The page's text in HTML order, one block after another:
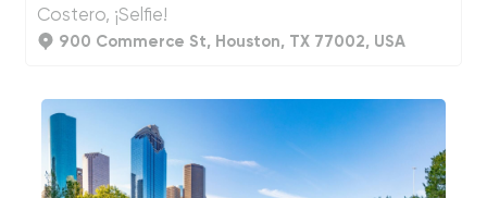
Costero, ¡Selfie!
900 Commerce St, Houston, TX 77002, USA